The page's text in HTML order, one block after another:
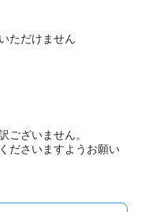
ただけません
ございません。
ださいますようお願い